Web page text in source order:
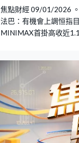
焦點財經 09/01/2026
法巴：有機會上調恒指
MINIMAX首掛高收近